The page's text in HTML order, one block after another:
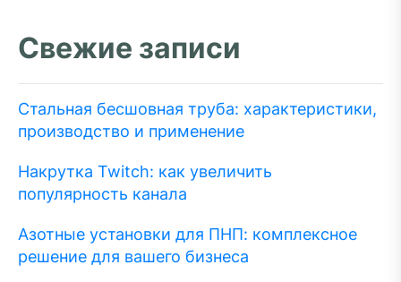
Свежие записи
Стальная бесшовная труба: характеристики,
производство и применение
Накрутка Twitch: как увеличить
популярность канала
Азотные установки для ПНП: комплексное
решение для вашего бизнеса